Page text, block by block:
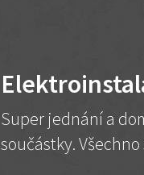
Super jednání a
součástky.